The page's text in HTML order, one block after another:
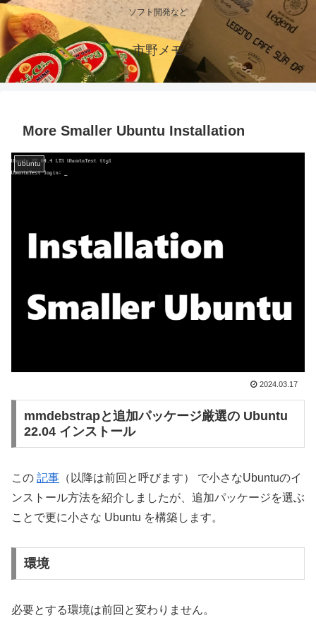
ソフト開発など
市野メモ
More Smaller Ubuntu Installation
ubuntu
2024.03.17
mmdebstrapと追加パッケージ厳選の Ubuntu
22.04 インストール
この 記事 （以降は前回と呼びます） で小さなUbuntuのイ
ンストール方法を紹介しましたが、追加パッケージを選ぶ
ことで更に小さな Ubuntu を構築します。
環境
必要とする環境は前回と変わりません。